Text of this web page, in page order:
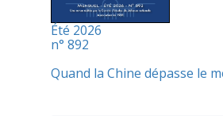
Été 2026
n° 892
Quand la Chine dépasse le